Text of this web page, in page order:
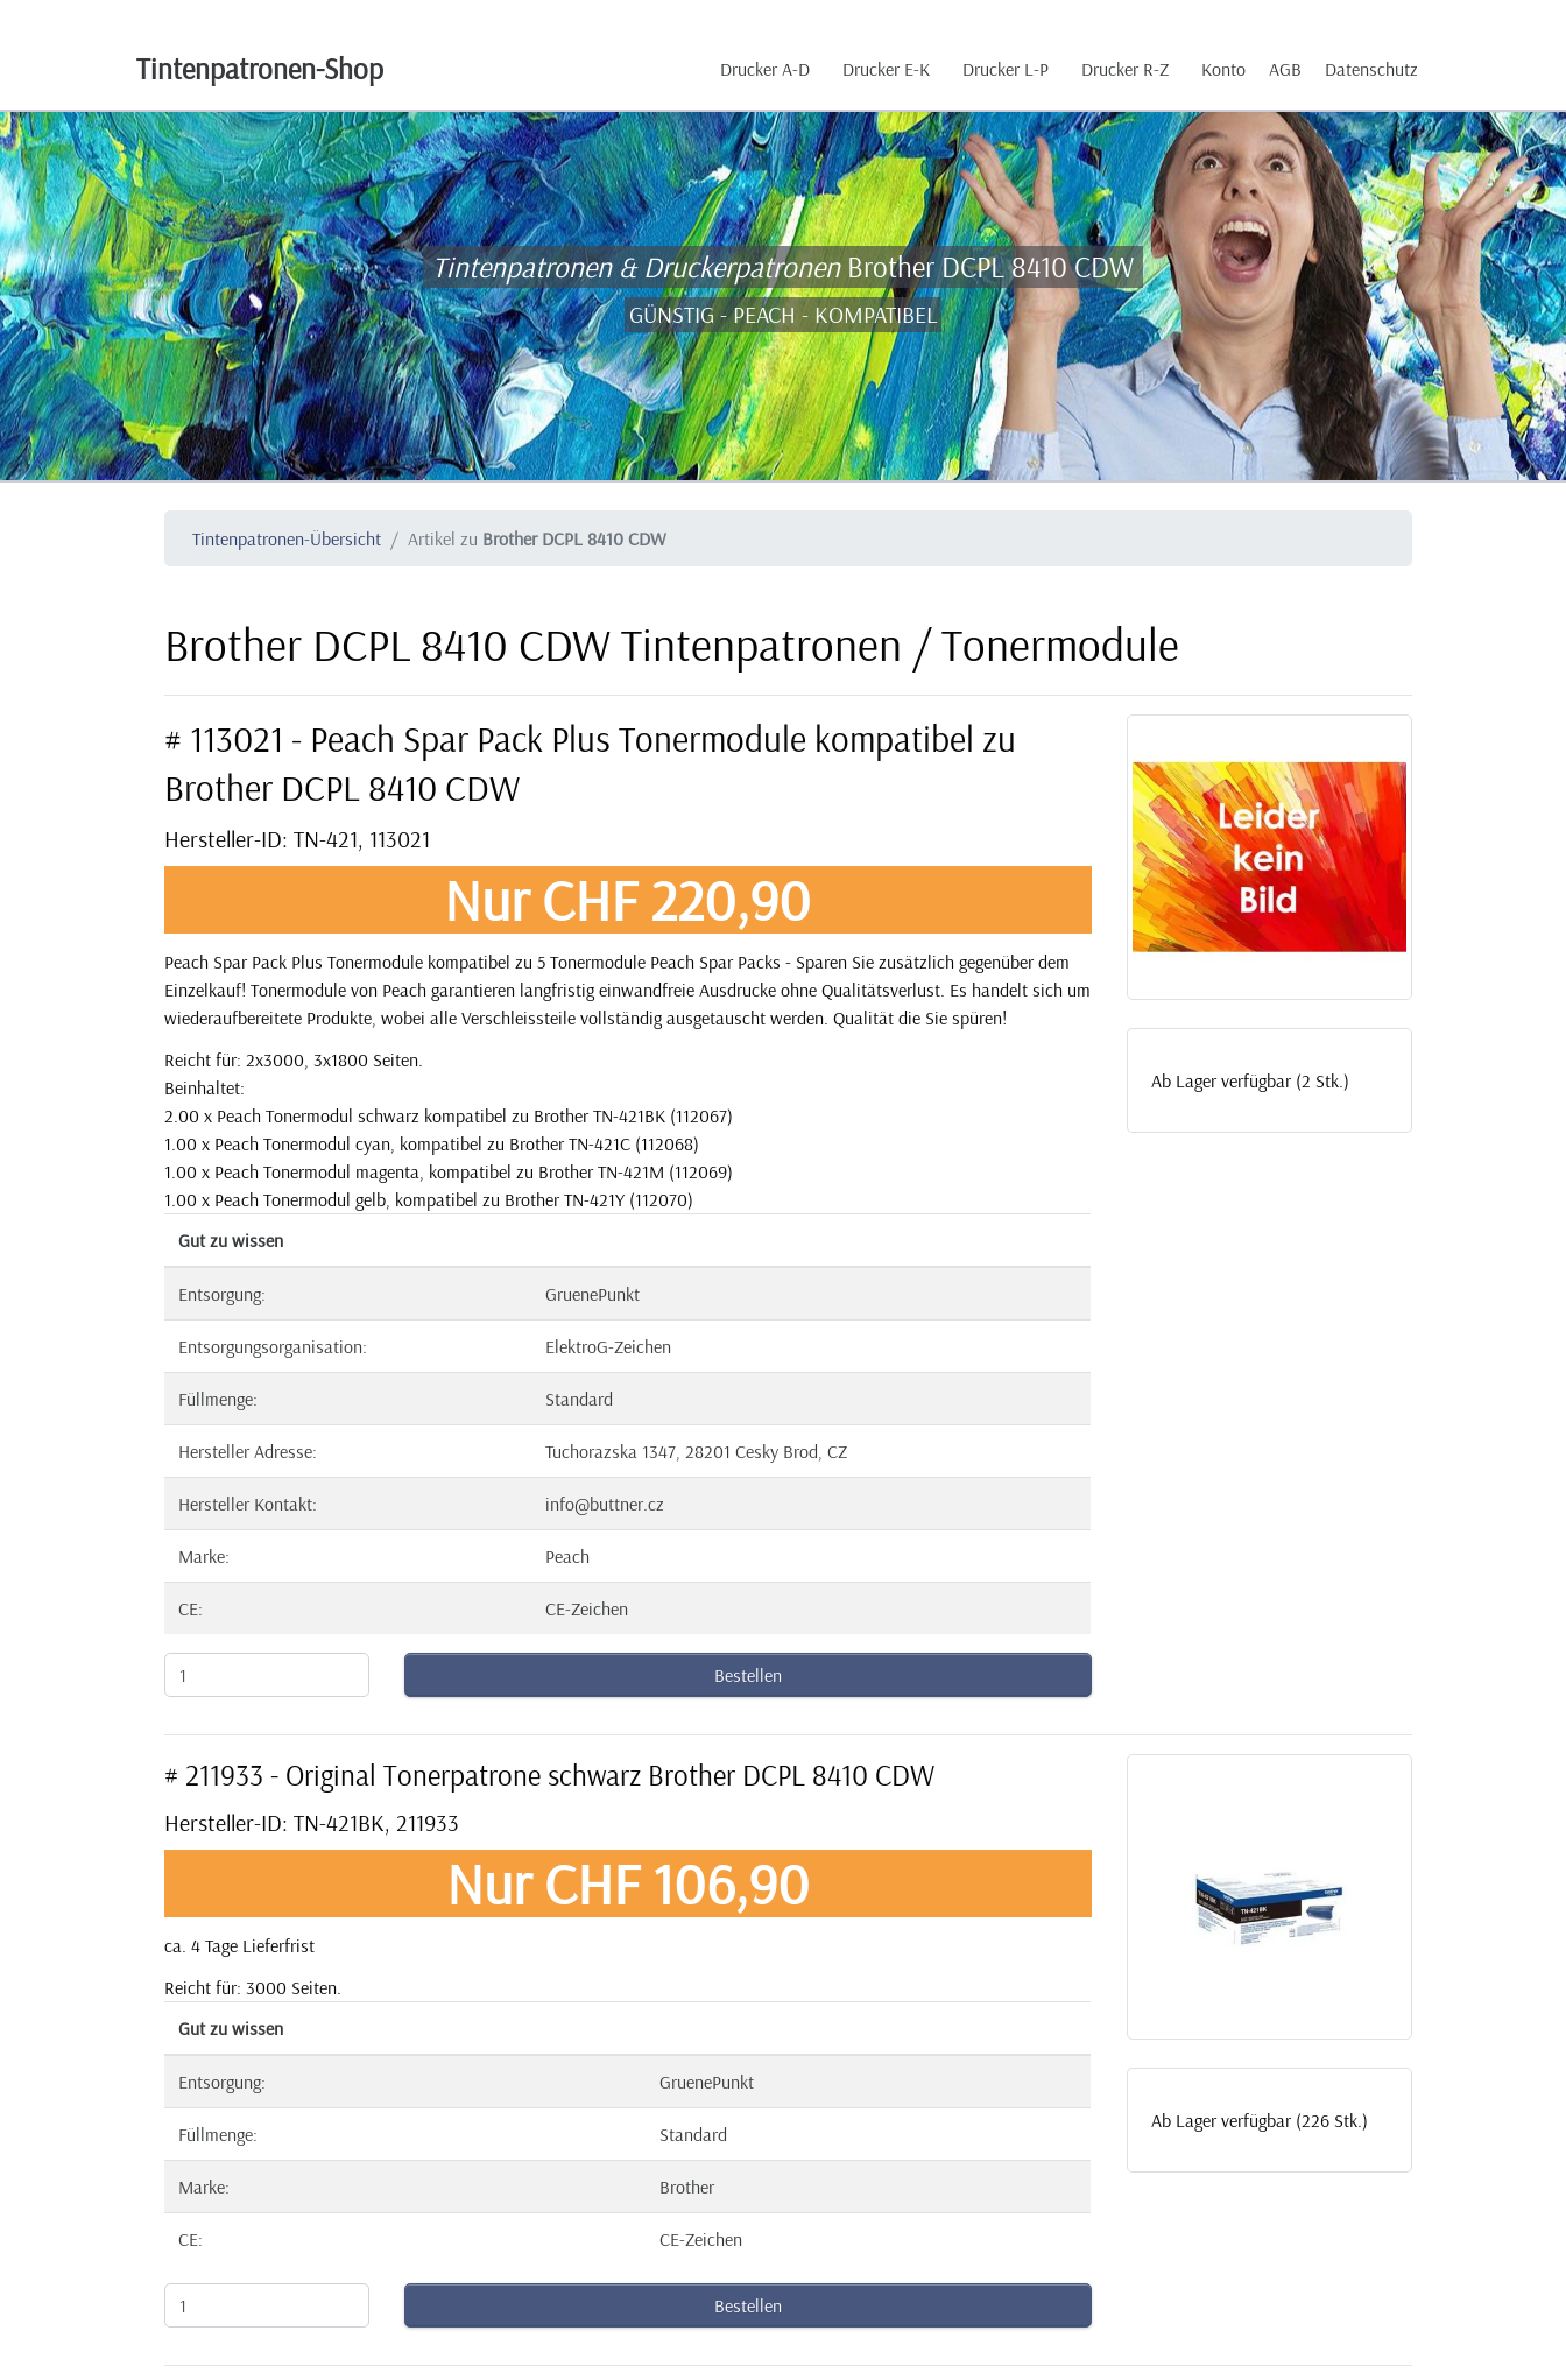
Tintenpatronen-Shop Drucker A-D Drucker E-K Drucker L-P Drucker R-Z Konto AGB Datenschutz
Tintenpatronen & Druckerpatronen Brother DCPL 8410 CDW
GÜNSTIG - PEACH - KOMPATIBEL
Tintenpatronen-Übersicht Artikel zu Brother DCPL 8410 CDW
Brother DCPL 8410 CDW Tintenpatronen / Tonermodule
# 113021 - Peach Spar Pack Plus Tonermodule kompatibel zu
Brother DCPL 8410 CDW
Hersteller-ID: TN-421, 113021
Nur CHF 220,90
Peach Spar Pack Plus Tonermodule kompatibel zu 5 Tonermodule Peach Spar Packs - Sparen Sie zusätzlich gegenüber dem
Einzelkauf! Tonermodule von Peach garantieren langfristig einwandfreie Ausdrucke ohne Qualitätsverlust. Es handelt sich um
wiederaufbereitete Produkte, wobei alle Verschleissteile vollständig ausgetauscht werden. Qualität die Sie spüren!
Reicht für: 2x3000, 3x1800 Seiten.
Beinhaltet:
2.00 x Peach Tonermodul schwarz kompatibel zu Brother TN-421BK (112067)
1.00 x Peach Tonermodul cyan, kompatibel zu Brother TN-421C (112068)
1.00 x Peach Tonermodul magenta, kompatibel zu Brother TN-421M (112069)
1.00 x Peach Tonermodul gelb, kompatibel zu Brother TN-421Y (112070)
Gut zu wissen
Entsorgung: GruenePunkt
Entsorgungsorganisation: ElektroG-Zeichen
Füllmenge: Standard
Hersteller Adresse: Tuchorazska 1347, 28201 Cesky Brod, CZ
Hersteller Kontakt: info@buttner.cz
Marke: Peach
CE: CE-Zeichen
Bestellen
Ab Lager verfügbar (2 Stk.)
# 211933 - Original Tonerpatrone schwarz Brother DCPL 8410 CDW
Hersteller-ID: TN-421BK, 211933
Nur CHF 106,90
ca. 4 Tage Lieferfrist
Reicht für: 3000 Seiten.
Gut zu wissen
Entsorgung: GruenePunkt
Füllmenge: Standard
Marke: Brother
CE: CE-Zeichen
Bestellen
Ab Lager verfügbar (226 Stk.)